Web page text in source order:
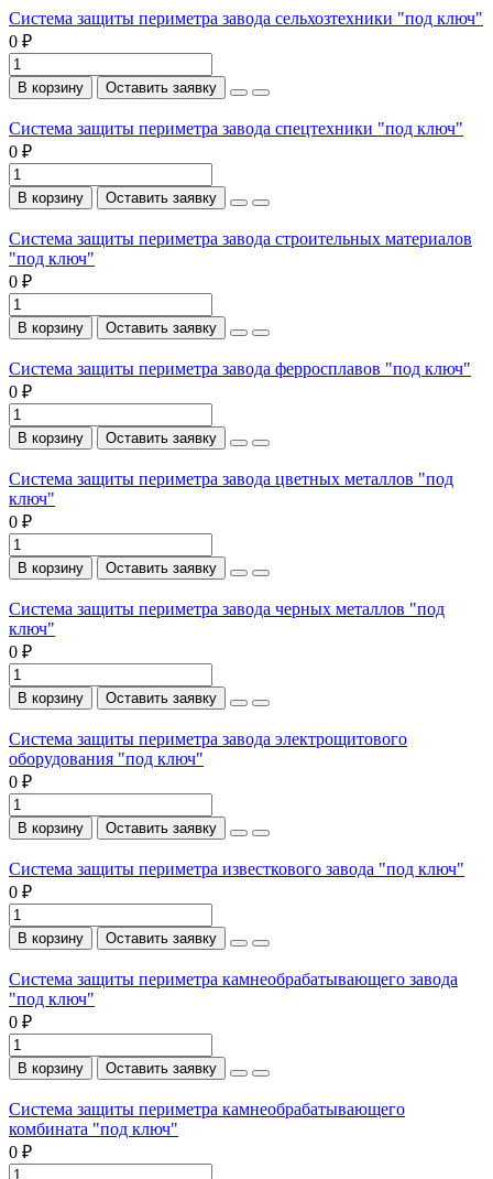
Система защиты периметра завода сельхозтехники "под ключ"
0 ₽
В корзину Оставить заявку
Система защиты периметра завода спецтехники "под ключ"
0 ₽
В корзину Оставить заявку
Система защиты периметра завода строительных материалов
"под ключ"
0 ₽
В корзину Оставить заявку
Система защиты периметра завода ферросплавов "под ключ"
0 ₽
В корзину Оставить заявку
Система защиты периметра завода цветных металлов "под
ключ"
0 ₽
В корзину Оставить заявку
Система защиты периметра завода черных металлов "под
ключ"
0 ₽
В корзину Оставить заявку
Система защиты периметра завода электрощитового
оборудования "под ключ"
0 ₽
В корзину Оставить заявку
Система защиты периметра известкового завода "под ключ"
0 ₽
В корзину Оставить заявку
Система защиты периметра камнеобрабатывающего завода
"под ключ"
0 ₽
В корзину Оставить заявку
Система защиты периметра камнеобрабатывающего
комбината "под ключ"
0 ₽